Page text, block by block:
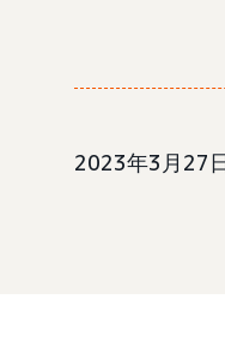
2023年3月27